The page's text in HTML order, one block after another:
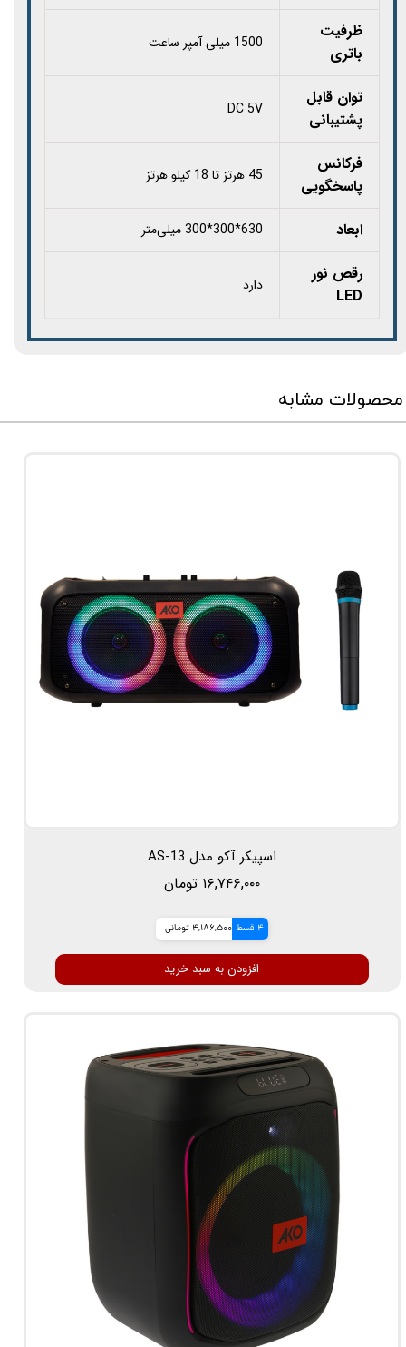
ظرفیت
باتری
1500 میلی آمپر ساعت
توان قابل
پشتیبانی
DC 5V
فرکانس
پاسخگویی
45 هرتز تا 18 کیلو هرتز
ابعاد 630*300*300 میلی‌متر
رقص نور
LED
دارد
محصولات مشابه
اسپیکر آکو مدل AS-13
۱۶,۷۴۶,۰۰۰ تومان
4 قسط 4,186,500 تومانی
افزودن به سبد خرید